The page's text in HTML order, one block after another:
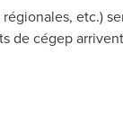
etc.)
de cégep